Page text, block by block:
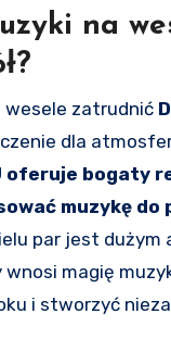
na
wesele zatrudnić
dla
oferuje bogaty
muzykę do
par jest dużym
wnosi magię
i stworzyć